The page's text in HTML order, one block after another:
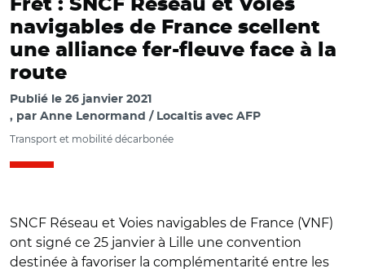
Fret : SNCF Réseau et Voies
navigables de France scellent
une alliance fer-fleuve face à la
route
Publié le 26 janvier 2021
par Anne Lenormand / Localtis avec AFP
Transport et mobilité décarbonée
SNCF Réseau et Voies navigables de France (VNF)
ont signé ce 25 janvier à Lille une convention
destinée à favoriser la complémentarité entre les